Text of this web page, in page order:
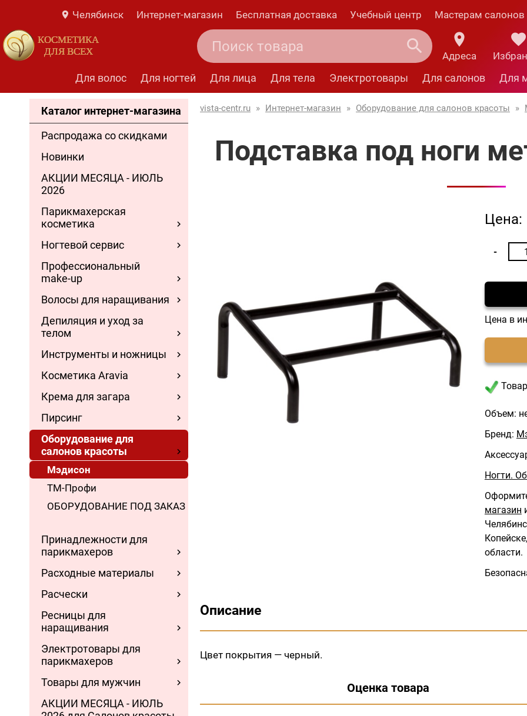
Челябинск Интернет-магазин Бесплатная доставка Учебный центр Мастерам салонов
КОСМЕТИКА
ДЛЯ ВСЕХ
Адреса
Для волос Для ногтей Для лица Для тела Электротовары Для салонов Для
Каталог интернет-магазина
Распродажа со скидками
Новинки
АКЦИИ МЕСЯЦА - ИЮЛЬ
2026
Парикмахерская
косметика
Ногтевой сервис
Профессиональный
make-up
Волосы для наращивания
Депиляция и уход за
телом
Инструменты и ножницы
Косметика Aravia
Крема для загара
Пирсинг
Оборудование для
салонов красоты
Мэдисон
ТМ-Профи
ОБОРУДОВАНИЕ ПОД ЗАКАЗ
Принадлежности для
парикмахеров
Расходные материалы
Расчески
Ресницы для
наращивания
Электротовары для
парикмахеров
Товары для мужчин
АКЦИИ МЕСЯЦА - ИЮЛЬ
vista-centr.ru » Интернет-магазин » Оборудование для салонов красоты »
Подставка под ноги
Цена:
Цена в
Объем:
Бренд:
Ногти.
магазин
области.
Описание
Цвет покрытия — черный.
Оценка товара